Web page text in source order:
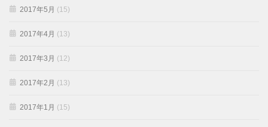
2017年5月 (15)
2017年4月 (13)
2017年3月 (12)
2017年2月 (13)
2017年1月 (15)